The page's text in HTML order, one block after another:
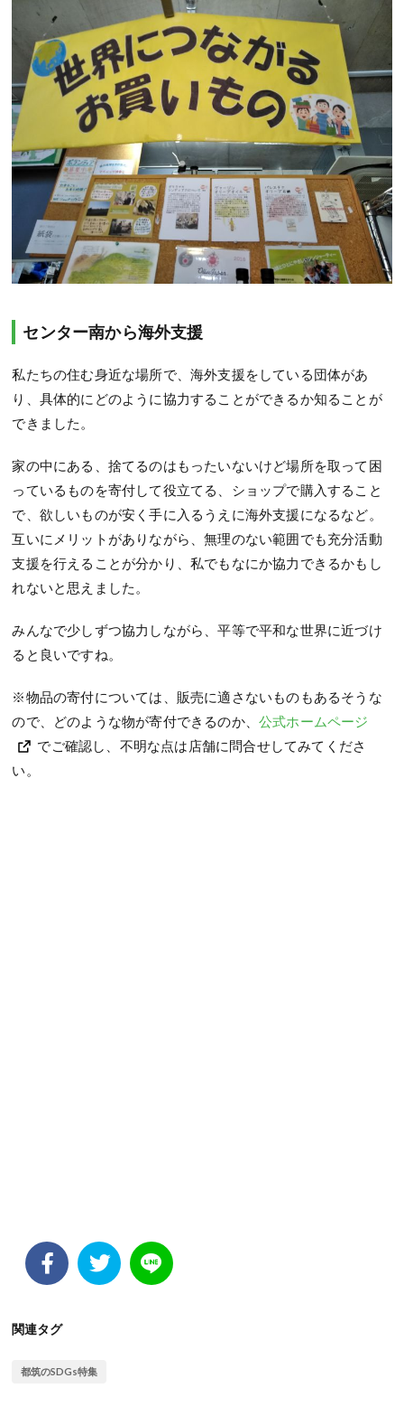
センター南から海外支援
私たちの住む身近な場所で、海外支援をしている団体があ
り、具体的にどのように協力することができるか知ることが
できました。
家の中にある、捨てるのはもったいないけど場所を取って困
っているものを寄付して役立てる、ショップで購入すること
で、欲しいものが安く手に入るうえに海外支援になるなど。
互いにメリットがありながら、無理のない範囲でも充分活動
支援を行えることが分かり、私でもなにか協力できるかもし
れないと思えました。
みんなで少しずつ協力しながら、平等で平和な世界に近づけ
ると良いですね。
※物品の寄付については、販売に適さないものもあるそうな
ので、どのような物が寄付できるのか、公式ホームページ
でご確認し、不明な点は店舗に問合せしてみてくださ
い。
関連タグ
都筑のSDGs特集